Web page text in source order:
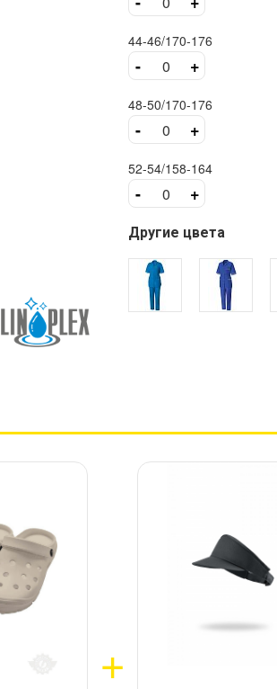
44-46/170-176
- +
48-50/170-176
- +
52-54/158-164
- +
Другие цвета